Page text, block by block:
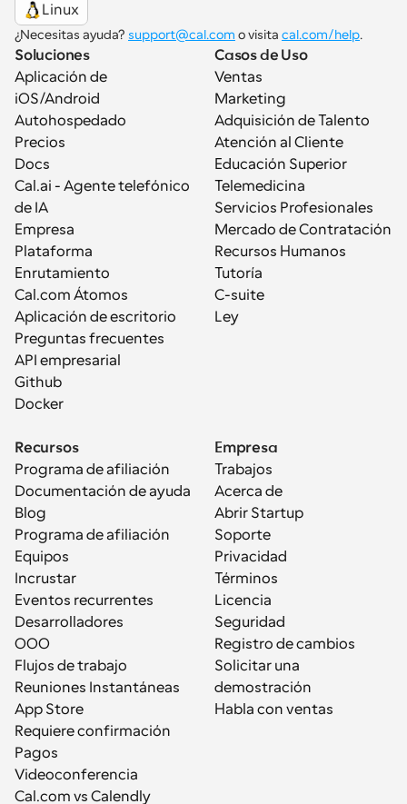
Linux
¿Necesitas ayuda? support@cal.com o visita cal.com/help.
Soluciones
Aplicación de
iOS/Android
Autohospedado
Precios
Docs
Cal.ai - Agente telefónico
de IA
Empresa
Plataforma
Enrutamiento
Cal.com Átomos
Aplicación de escritorio
Preguntas frecuentes
API empresarial
Github
Docker
Casos de Uso
Ventas
Marketing
Adquisición de Talento
Atención al Cliente
Educación Superior
Telemedicina
Servicios Profesionales
Mercado de Contratación
Recursos Humanos
Tutoría
C-suite
Ley
Recursos
Programa de afiliación
Documentación de ayuda
Blog
Programa de afiliación
Equipos
Incrustar
Eventos recurrentes
Desarrolladores
OOO
Flujos de trabajo
Reuniones Instantáneas
App Store
Requiere confirmación
Pagos
Videoconferencia
Cal.com vs Calendly
Empresa
Trabajos
Acerca de
Abrir Startup
Soporte
Privacidad
Términos
Licencia
Seguridad
Registro de cambios
Solicitar una
demostración
Habla con ventas